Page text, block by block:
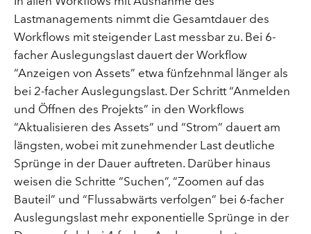
Lastmanagements nimmt die Gesamtdauer des
Workflows mit steigender Last messbar zu. Bei 6-
facher Auslegungslast dauert der Workflow
“Anzeigen von Assets” etwa fünfzehnmal länger als
bei 2-facher Auslegungslast. Der Schritt “Anmelden
und Öffnen des Projekts” in den Workflows
“Aktualisieren des Assets” und “Strom” dauert am
längsten, wobei mit zunehmender Last deutliche
Sprünge in der Dauer auftreten. Darüber hinaus
weisen die Schritte “Suchen”, “Zoomen auf das
Bauteil” und “Flussabwärts verfolgen” bei 6-facher
Auslegungslast mehr exponentielle Sprünge in der